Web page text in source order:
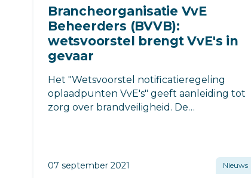
Brancheorganisatie VvE
Beheerders (BVVB):
wetsvoorstel brengt VvE's in
gevaar
Het "Wetsvoorstel notificatieregeling
oplaadpunten VvE's" geeft aanleiding tot
zorg over brandveiligheid. De
oplaadpunten bij VvE's.
07 september 2021 Nieuws